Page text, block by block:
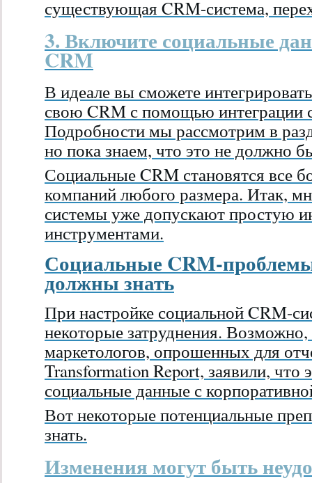
существующая CRM-система,
3. Включите социальные
CRM
В идеале вы сможете
свою CRM с помощью интеграции
Подробности мы рассмотрим в
но пока знаем, что это не должно
Социальные CRM становятся все
компаний любого размера. Итак,
системы уже допускают простую
инструментами.
Социальные CRM-
должны знать
При настройке социальной CRM-
некоторые затруднения.
маркетологов, опрошенных для
Transformation Report, заявили, что
социальные данные с
Вот некоторые потенциальные
знать.
Изменения могут быть